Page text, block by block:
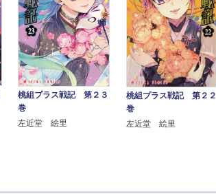
桃組プラス戦記 第２３
巻
左近堂 絵里
桃組プラス戦記 第２２
巻
左近堂 絵里